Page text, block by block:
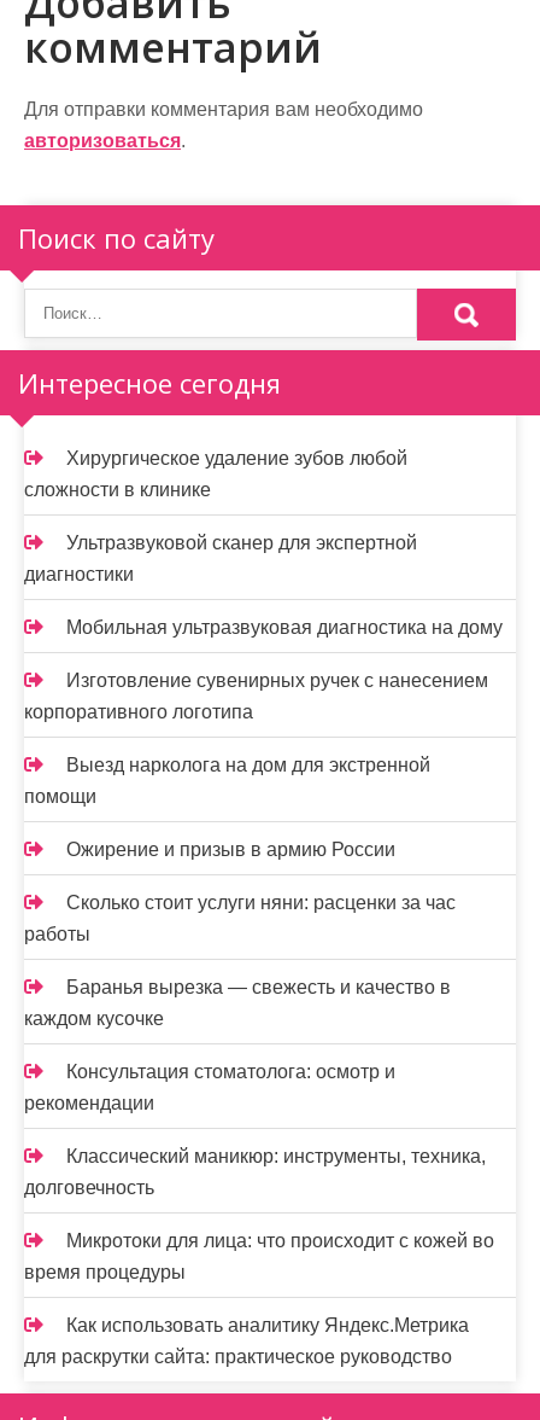
и
г
а
и
я
п
о
з
а
п
и
с
я
м
комментарий
Для отправки комментария вам необходимо
авторизоваться.
Поиск по сайту
Интересное сегодня
Хирургическое удаление зубов любой
сложности в клинике
Ультразвуковой сканер для экспертной
диагностики
Мобильная ультразвуковая диагностика на дому
Изготовление сувенирных ручек с нанесением
корпоративного логотипа
Выезд нарколога на дом для экстренной
помощи
Ожирение и призыв в армию России
Сколько стоит услуги няни: расценки за час
работы
Баранья вырезка — свежесть и качество в
каждом кусочке
Консультация стоматолога: осмотр и
рекомендации
Классический маникюр: инструменты, техника,
долговечность
Микротоки для лица: что происходит с кожей во
время процедуры
Как использовать аналитику Яндекс.Метрика
для раскрутки сайта: практическое руководство